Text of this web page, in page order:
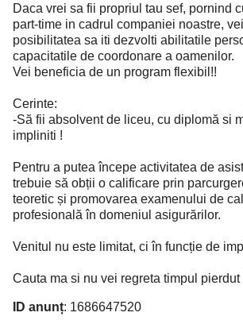
Daca vrei sa fii propriul tau sef, pornind
part-time in cadrul companiei noastre,
posibilitatea sa iti dezvolti abilitatile
capacitatile de coordonare a oamenilor.
Vei beneficia de un program flexibil!!
Cerinte:
-Să fii absolvent de liceu, cu diplomă si
impliniti !
Pentru a putea începe activitatea de
trebuie să obții o calificare prin
teoretic și promovarea examenului de
profesională în domeniul asigurărilor.
Venitul nu este limitat, ci în funcție de
Cauta ma si nu vei regreta timpul pierdut
ID anunț: 1686647520